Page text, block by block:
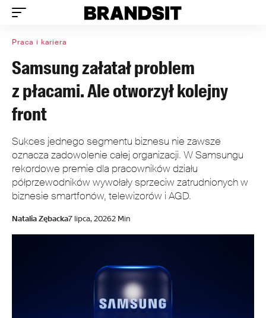
Praca i kariera
Samsung załatał problem
z płacami. Ale otworzył kolejny
front
Sukces jednego segmentu biznesu nie zawsze
oznacza zadowolenie całej organizacji. W Samsungu
rekordowe premie dla pracowników działu
półprzewodników wywołały sprzeciw zatrudnionych w
biznesie smartfonów, telewizorów i AGD.
Natalia Zębacka7 lipca, 20262 Min